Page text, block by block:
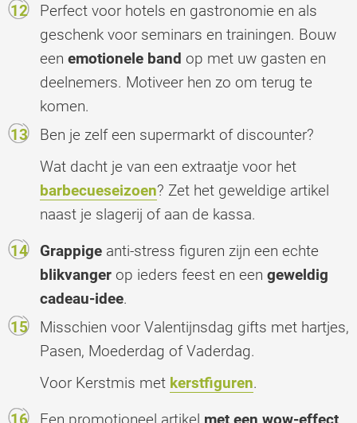
Perfect voor hotels en gastronomie en als
geschenk voor seminars en trainingen. Bouw
een emotionele band op met uw gasten en
deelnemers. Motiveer hen zo om terug te
komen.
Ben je zelf een supermarkt of discounter?
Wat dacht je van een extraatje voor het
barbecueseizoen? Zet het geweldige artikel
naast je slagerij of aan de kassa.
Grappige anti-stress figuren zijn een echte
blikvanger op ieders feest en een geweldig
cadeau-idee.
Misschien voor Valentijnsdag gifts met hartjes,
Pasen, Moederdag of Vaderdag.
Voor Kerstmis met kerstfiguren.